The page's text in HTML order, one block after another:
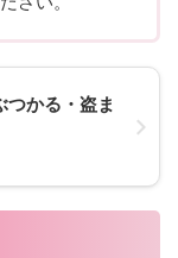
つかる・盗ま